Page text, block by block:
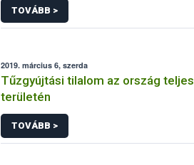
TOVÁBB >
2019. március 6, szerda
Tűzgyújtási tilalom az ország teljes
területén
TOVÁBB >